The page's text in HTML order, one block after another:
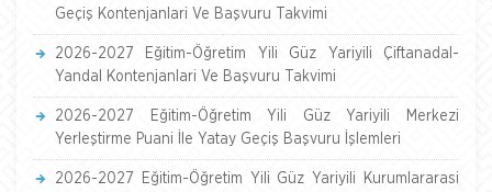
Geçiş Kontenjanlari Ve Başvuru Takvimi
2026-2027 Eğitim-Öğretim Yili Güz Yariyili Çiftanadal-
Yandal Kontenjanlari Ve Başvuru Takvimi
2026-2027 Eğitim-Öğretim Yili Güz Yariyili Merkezi
Yerleştirme Puani İle Yatay Geçiş Başvuru İşlemleri
2026-2027 Eğitim-Öğretim Yili Güz Yariyili Kurumlararasi